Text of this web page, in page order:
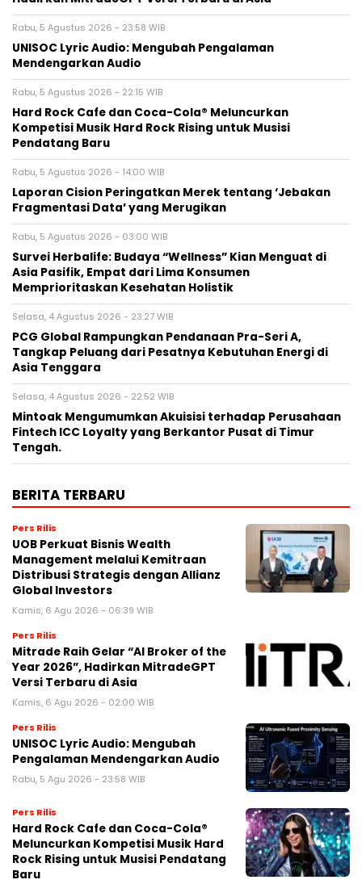
Rabu, 5 Agustus 2026 - 23:58 WIB
UNISOC Lyric Audio: Mengubah Pengalaman
Mendengarkan Audio
Rabu, 5 Agustus 2026 - 22:15 WIB
Hard Rock Cafe dan Coca-Cola® Meluncurkan
Kompetisi Musik Hard Rock Rising untuk Musisi
Pendatang Baru
Rabu, 5 Agustus 2026 - 14:00 WIB
Laporan Cision Peringatkan Merek tentang ‘Jebakan
Fragmentasi Data’ yang Merugikan
Rabu, 5 Agustus 2026 - 03:00 WIB
Survei Herbalife: Budaya “Wellness” Kian Menguat di
Asia Pasifik, Empat dari Lima Konsumen
Memprioritaskan Kesehatan Holistik
Selasa, 4 Agustus 2026 - 23:27 WIB
PCG Global Rampungkan Pendanaan Pra-Seri A,
Tangkap Peluang dari Pesatnya Kebutuhan Energi di
Asia Tenggara
Selasa, 4 Agustus 2026 - 22:52 WIB
Mintoak Mengumumkan Akuisisi terhadap Perusahaan
Fintech ICC Loyalty yang Berkantor Pusat di Timur
Tengah.
BERITA TERBARU
Pers Rilis
UOB Perkuat Bisnis Wealth
Management melalui Kemitraan
Distribusi Strategis dengan Allianz
Global Investors
Kamis, 6 Agu 2026 - 06:39 WIB
Pers Rilis
Mitrade Raih Gelar “AI Broker of the
Year 2026”, Hadirkan MitradeGPT
Versi Terbaru di Asia
Kamis, 6 Agu 2026 - 02:00 WIB
Pers Rilis
UNISOC Lyric Audio: Mengubah
Pengalaman Mendengarkan Audio
Rabu, 5 Agu 2026 - 23:58 WIB
Pers Rilis
Hard Rock Cafe dan Coca-Cola®
Meluncurkan Kompetisi Musik Hard
Rock Rising untuk Musisi Pendatang
Baru